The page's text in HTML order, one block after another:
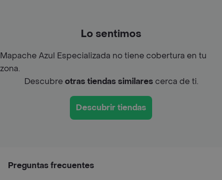
Lo sentimos
Mapache Azul Especializada no tiene cobertura en tu
zona.
Descubreotras tiendas similarescerca de ti.
Descubrir tiendas
Preguntas frecuentes